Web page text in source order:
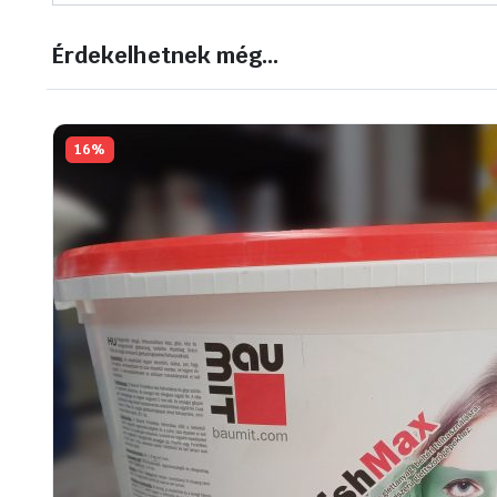
Érdekelhetnek még…
16%